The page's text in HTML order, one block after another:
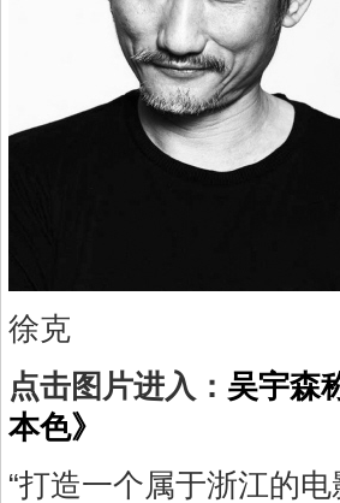
徐克
点击图片进入： 吴宇森
本色》
“打造一个属于浙江的